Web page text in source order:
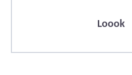
Loook